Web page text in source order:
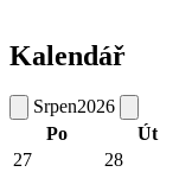
Kalendář
Srpen2026
Po
Út
27
28